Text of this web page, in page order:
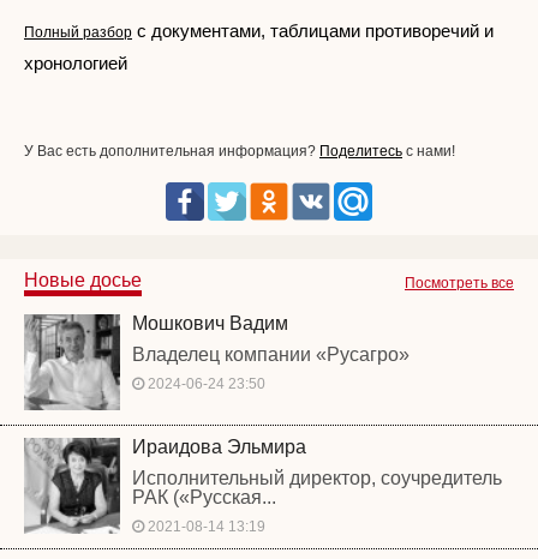
Полный разбор с документами, таблицами противоречий и
хронологией
У Вас есть дополнительная информация? Поделитесь с нами!
Посмотреть все
Новые досье
Мошкович Вадим
Владелец компании «Русагро»
2024-06-24 23:50
Ираидова Эльмира
Исполнительный директор, соучредитель
РАК («Русская...
2021-08-14 13:19